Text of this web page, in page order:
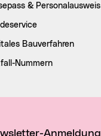
& Personalausweis
Bauverfahren
Nummern
Anmeldung